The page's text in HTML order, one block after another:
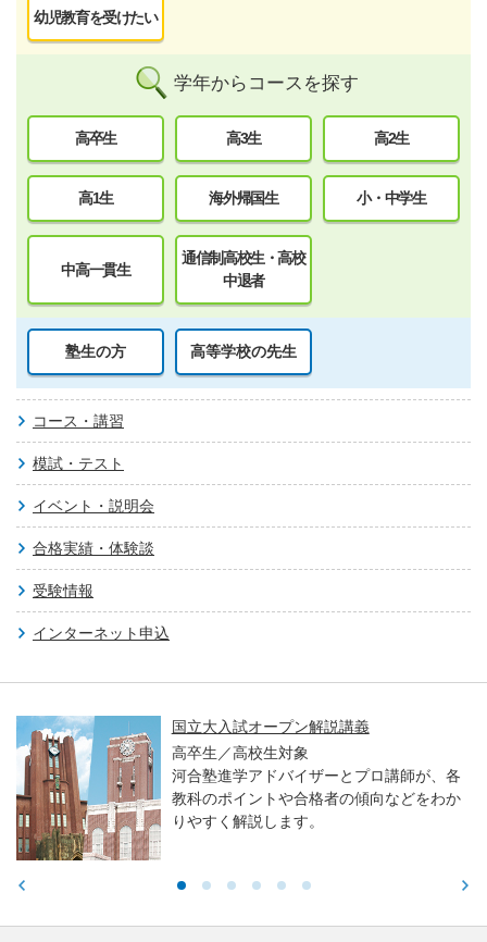
幼児教育を受けたい
学年からコースを探す
高卒生 高3生 高2生
高1生 海外帰国生 小・中学生
中高一貫生
通信制高校生・高校
中退者
塾生の方 高等学校の先生
コース・講習
模試・テスト
イベント・説明会
合格実績・体験談
受験情報
インターネット申込
国立大入試オープン解説講義
高卒生／高校生対象
河合塾進学アドバイザーとプロ講師が、各
教科のポイントや合格者の傾向などをわか
りやすく解説します。